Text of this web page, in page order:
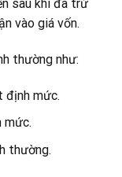
sau khi đã trừ
vào giá vốn.
thường như:
định mức.
mức.
thường.